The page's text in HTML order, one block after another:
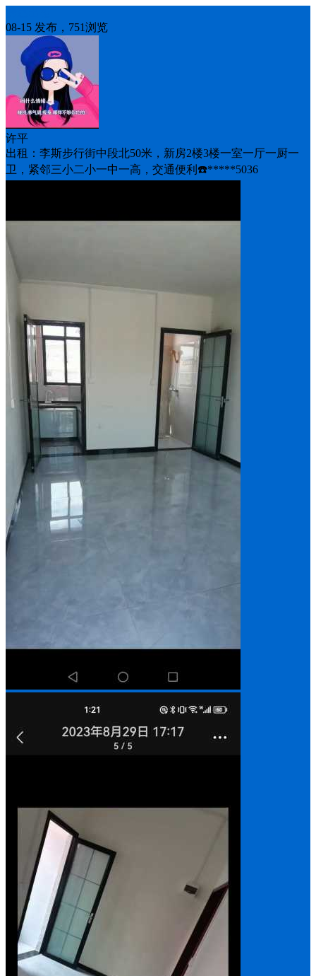
08-15 发布，751浏览
许平
出租：李斯步行街中段北50米，新房2楼3楼一室一厅一厨一
卫，紧邻三小二小一中一高，交通便利☎️*****5036